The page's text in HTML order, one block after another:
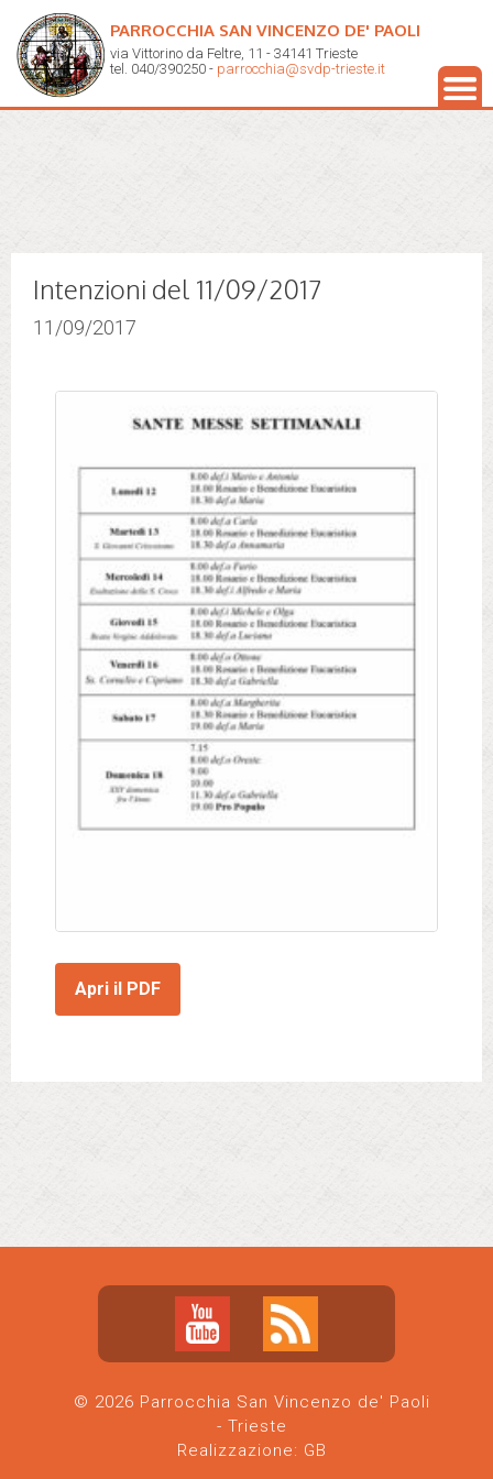
PARROCCHIA SAN VINCENZO DE' PAOLI
via Vittorino da Feltre, 11 - 34141 Trieste
tel. 040/390250 - parrocchia@svdp-trieste.it
Intenzioni del 11/09/2017
11/09/2017
Apri il PDF
© 2026 Parrocchia San Vincenzo de' Paoli
- Trieste
Realizzazione: GB